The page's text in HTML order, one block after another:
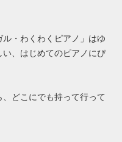
・わくわくピアノ」はゆ
、はじめてのピアノにぴ
どこにでも持って行って